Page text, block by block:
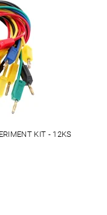
KIT - 12KS